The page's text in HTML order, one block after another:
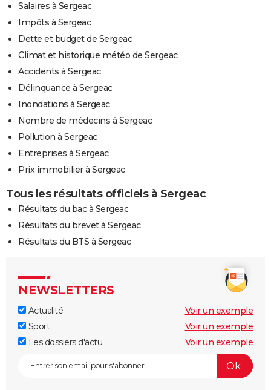
Salaires à Sergeac
Impôts à Sergeac
Dette et budget de Sergeac
Climat et historique météo de Sergeac
Accidents à Sergeac
Délinquance à Sergeac
Inondations à Sergeac
Nombre de médecins à Sergeac
Pollution à Sergeac
Entreprises à Sergeac
Prix immobilier à Sergeac
Tous les résultats officiels à Sergeac
Résultats du bac à Sergeac
Résultats du brevet à Sergeac
Résultats du BTS à Sergeac
NEWSLETTERS
Actualité
Voir un exemple
Sport
Voir un exemple
Les dossiers d'actu
Voir un exemple